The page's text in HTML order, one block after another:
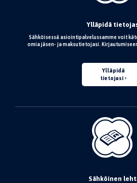
Ylläpidä
Sähköisessä asiointipalvelussamme voit
omia jäsen- ja maksutietojasi.
Ylläpidä
tietojasi
Sähköinen